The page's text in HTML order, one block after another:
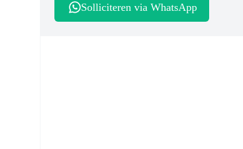
Solliciteren via WhatsApp